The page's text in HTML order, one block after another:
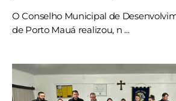
O Conselho Municipal de
de Porto Mauá realizou, n ...